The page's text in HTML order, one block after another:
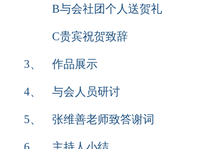
B与会社团个人送贺礼
C贵宾祝贺致辞
3、 作品展示
4、 与会人员研讨
5、 张维善老师致答谢词